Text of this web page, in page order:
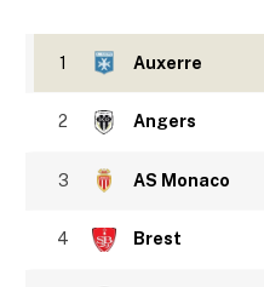
1 Auxerre
2 Angers
3 AS Monaco
4 Brest